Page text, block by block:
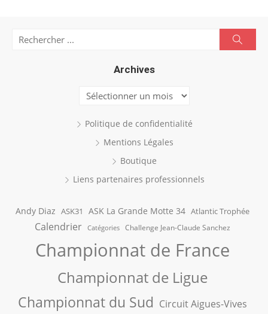
Archives
Archives
Politique de confidentialité
Mentions Légales
Boutique
Liens partenaires professionnels
Andy Diaz ASK31 ASK La Grande Motte 34 Atlantic Trophée
Calendrier Catégories Challenge Jean-Claude Sanchez
Championnat de France
Championnat de Ligue
Championnat du Sud Circuit Aigues-Vives